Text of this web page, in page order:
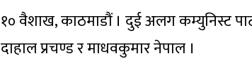
१० वैशाख, काठमाडौं । दुई अलग कम्युनिस्ट
दाहाल प्रचण्ड र माधवकुमार नेपाल ।